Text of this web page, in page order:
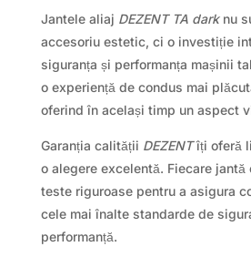
Jantele aliaj DEZENT TA darknu
accesoriu estetic, ci o investiție
siguranța și performanța mașinii
o experiență de condus mai
oferind în același timp un aspect
Garanția calității DEZENTîți oferă
o alegere excelentă. Fiecare jantă
teste riguroase pentru a asigura
cele mai înalte standarde de
performanță.